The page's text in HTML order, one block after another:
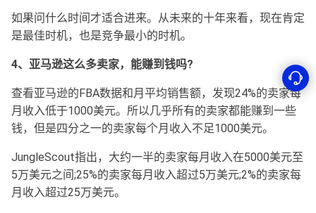
如果问什么时间才适合进来。从未来的十年来看，现在肯定
是最佳时机，也是竞争最小的时机。
4、亚马逊这么多卖家，能赚到钱吗?
查看亚马逊的FBA数据和月平均销售额，发现24%的卖家每
月收入低于1000美元。所以几乎所有的卖家都能赚到一些
钱，但是四分之一的卖家每个月收入不足1000美元。
JungleScout指出，大约一半的卖家每月收入在5000美元至
5万美元之间;25%的卖家每月收入超过5万美元;2%的卖家每
月收入超过25万美元。